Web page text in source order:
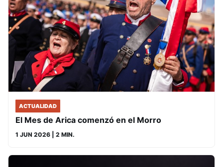
ACTUALIDAD
El Mes de Arica comenzó en el Morro
1 JUN 2026 | 2 MIN.